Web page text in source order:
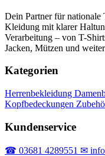
Dein Partner für
Kleidung mit klarer
Verarbeitung – von T-
Jacken, Mützen und
Kategorien
Herrenbekleidung
Kopfbedeckungen
Kundenservice
☎ 03681 4289551 ✉